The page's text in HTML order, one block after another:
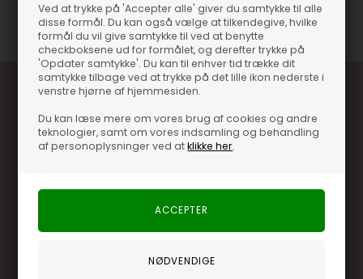
Ved at trykke på 'Accepter alle' giver du samtykke til alle
disse formål. Du kan også vælge at tilkendegive, hvilke
formål du vil give samtykke til ved at benytte
checkboksene ud for formålet, og derefter trykke på
'Opdater samtykke'. Du kan til enhver tid trække dit
samtykke tilbage ved at trykke på det lille ikon nederste i
venstre hjørne af hjemmesiden.
Du kan læse mere om vores brug af cookies og andre
teknologier, samt om vores indsamling og behandling
af personoplysninger ved atklikke her.
Varenummer
61407
Optjen 3% i bonuskroner når du handler
Særlige, eksklusive tilbud kun til klubkunder